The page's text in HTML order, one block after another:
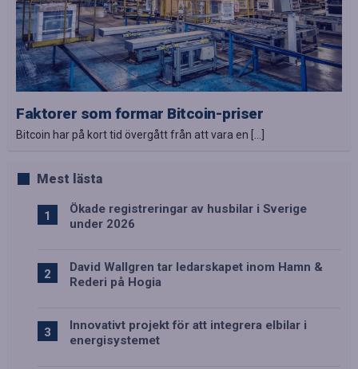
Faktorer som formar Bitcoin-priser
Bitcoin har på kort tid övergått från att vara en […]
Mest lästa
Ökade registreringar av husbilar i Sverige
under 2026
David Wallgren tar ledarskapet inom Hamn &
Rederi på Hogia
Innovativt projekt för att integrera elbilar i
energisystemet